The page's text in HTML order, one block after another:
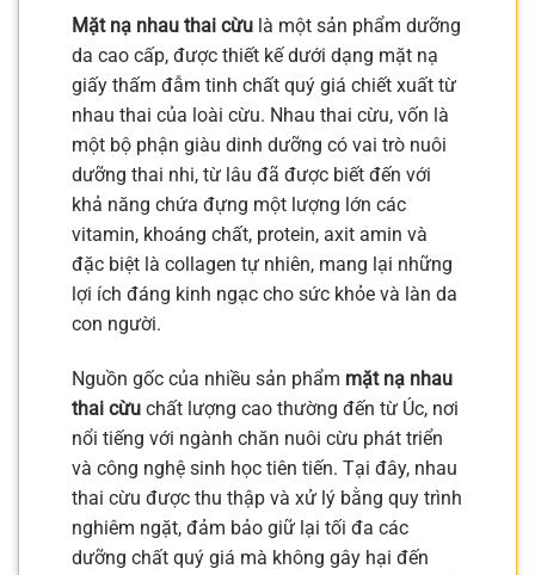
Mặt nạ nhau thai cừu là một sản phẩm dưỡng
da cao cấp, được thiết kế dưới dạng mặt nạ
giấy thấm đẫm tinh chất quý giá chiết xuất từ
nhau thai của loài cừu. Nhau thai cừu, vốn là
một bộ phận giàu dinh dưỡng có vai trò nuôi
dưỡng thai nhi, từ lâu đã được biết đến với
khả năng chứa đựng một lượng lớn các
vitamin, khoáng chất, protein, axit amin và
đặc biệt là collagen tự nhiên, mang lại những
lợi ích đáng kinh ngạc cho sức khỏe và làn da
con người.
Nguồn gốc của nhiều sản phẩm mặt nạ nhau
thai cừu chất lượng cao thường đến từ Úc, nơi
nổi tiếng với ngành chăn nuôi cừu phát triển
và công nghệ sinh học tiên tiến. Tại đây, nhau
thai cừu được thu thập và xử lý bằng quy trình
nghiêm ngặt, đảm bảo giữ lại tối đa các
dưỡng chất quý giá mà không gây hại đến